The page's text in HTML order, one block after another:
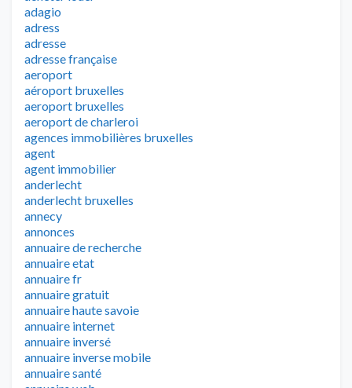
adagio
adress
adresse
adresse française
aeroport
aéroport bruxelles
aeroport bruxelles
aeroport de charleroi
agences immobilières bruxelles
agent
agent immobilier
anderlecht
anderlecht bruxelles
annecy
annonces
annuaire de recherche
annuaire etat
annuaire fr
annuaire gratuit
annuaire haute savoie
annuaire internet
annuaire inversé
annuaire inverse mobile
annuaire santé